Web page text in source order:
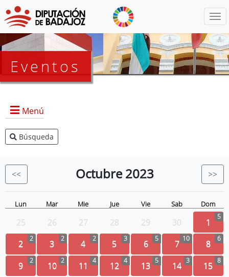
Eventos
Menú
Agenda Presidencia
Eventos
Búsqueda
<< Octubre 2023 >>
Lun Mar Mie Jue Vie Sab Dom
25 26 27 28 29 30 1 5
2 2 3 2 4 2 5 3 6 5 7 10 8 6
9 2 10 2 11 4 12 4 13 5 14 3 15 8